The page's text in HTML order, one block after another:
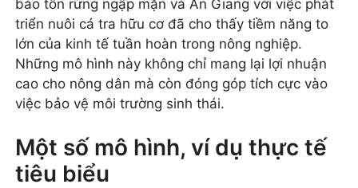
bảo tồn rừng ngập mặn và An Giang với việc phát
triển nuôi cá tra hữu cơ đã cho thấy tiềm năng to
lớn của kinh tế tuần hoàn trong nông nghiệp.
Những mô hình này không chỉ mang lại lợi nhuận
cao cho nông dân mà còn đóng góp tích cực vào
việc bảo vệ môi trường sinh thái.
Một số mô hình, ví dụ thực tế
tiêu biểu